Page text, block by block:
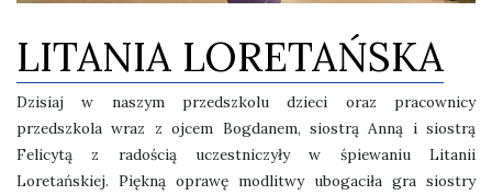
LITANIA LORETAŃSKA
Dzisiaj w naszym przedszkolu dzieci oraz pracownicy
przedszkola wraz z ojcem Bogdanem, siostrą Anną i siostrą
Felicytą z radością uczestniczyły w śpiewaniu Litanii
Loretańskiej. Piękną oprawę modlitwy ubogaciła gra siostry